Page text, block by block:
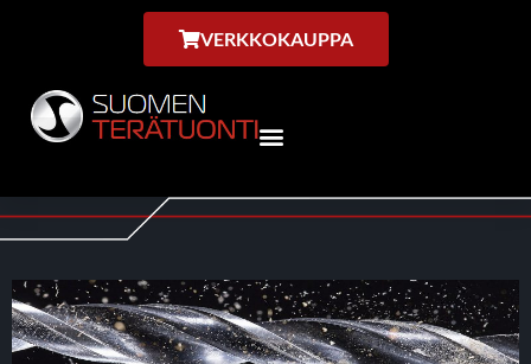
VERKKOKAUPPA